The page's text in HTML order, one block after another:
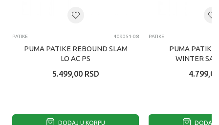
PATIKE 409051-08
PUMA PATIKE REBOUND SLAM
LO AC PS
5.499,00 RSD
DODAJ U KORPU
PATIKE
PUMA PATIKE
WINTER
4.799,00
DODAJ